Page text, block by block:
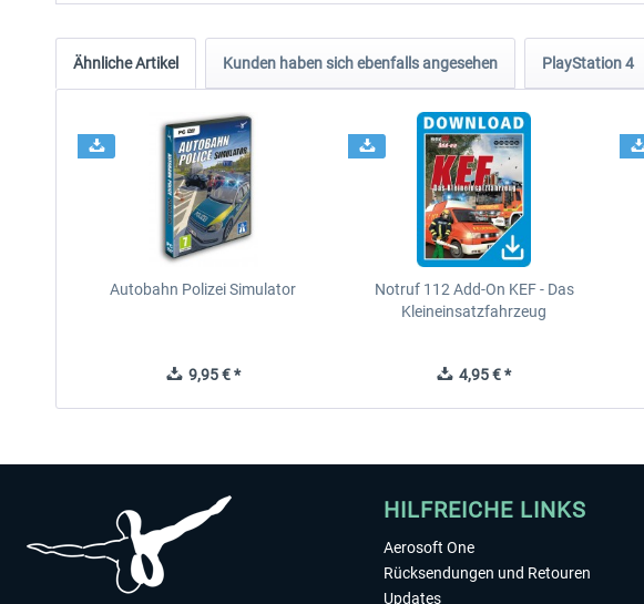
Ähnliche Artikel Kunden haben sich ebenfalls angesehen PlayStation 4
Autobahn Polizei Simulator
9,95 € *
Notruf 112 Add-On KEF - Das
Kleineinsatzfahrzeug
4,95 € *
HILFREICHE LINKS
Aerosoft One
Rücksendungen und Retouren
Updates